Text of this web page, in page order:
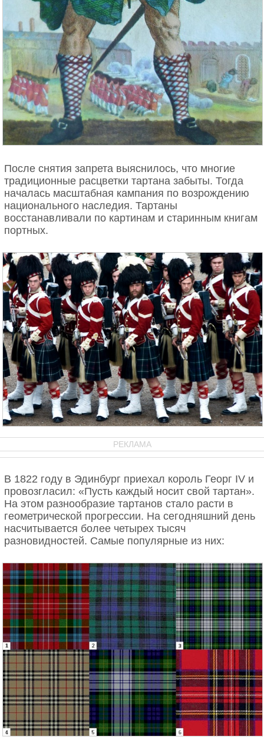
После снятия запрета выяснилось, что многие
традиционные расцветки тартана забыты. Тогда
началась масштабная кампания по возрождению
национального наследия. Тартаны
восстанавливали по картинам и старинным книгам
портных.
РЕКЛАМА
В 1822 году в Эдинбург приехал король Георг IV и
провозгласил: «Пусть каждый носит свой тартан».
На этом разнообразие тартанов стало расти в
геометрической прогрессии. На сегодняшний день
насчитывается более четырех тысяч
разновидностей. Самые популярные из них: